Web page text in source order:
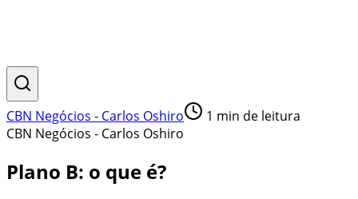
CBN Negócios - Carlos Oshiro 1 min de leitura
CBN Negócios - Carlos Oshiro
Plano B: o que é?